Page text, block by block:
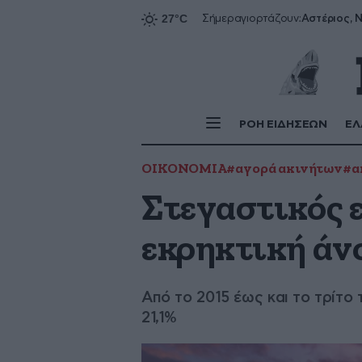
Σήμεραγιορτάζουν:Αστέριος,
ΡΟΗ ΕΙΔΗΣΕΩΝ
ΟΙΚΟΝΟΜΙΑ#αγορά ακινήτων
Στεγαστικός
εκρηκτική
Από το 2015 έως και το
21,1%